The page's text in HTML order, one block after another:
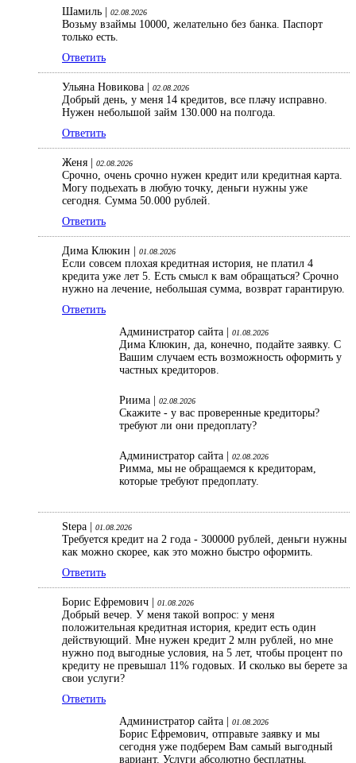
Шамиль | 02.08.2026
Возьму взаймы 10000, желательно без банка. Паспорт
только есть.
Ответить
Ульяна Новикова | 02.08.2026
Добрый день, у меня 14 кредитов, все плачу исправно.
Нужен небольшой займ 130.000 на полгода.
Ответить
Женя | 02.08.2026
Срочно, очень срочно нужен кредит или кредитная карта.
Могу подьехать в любую точку, деньги нужны уже
сегодня. Сумма 50.000 рублей.
Ответить
Дима Клюкин | 01.08.2026
Если совсем плохая кредитная история, не платил 4
кредита уже лет 5. Есть смысл к вам обращаться? Срочно
нужно на лечение, небольшая сумма, возврат гарантирую.
Ответить
Администратор сайта |
01.08.2026
Дима Клюкин, да, конечно, подайте заявку. С
Вашим случаем есть возможность оформить у
частных кредиторов.
Риима | 02.08.2026
Скажите - у вас проверенные кредиторы?
требуют ли они предоплату?
Администратор сайта | 02.08.2026
Римма, мы не обращаемся к кредиторам,
которые требуют предоплату.
Stepa | 01.08.2026
Требуется кредит на 2 года - 300000 рублей, деньги нужны
как можно скорее, как это можно быстро оформить.
Ответить
Борис Ефремович | 01.08.2026
Добрый вечер. У меня такой вопрос: у меня
положительная кредитная история, кредит есть один
действующий. Мне нужен кредит 2 млн рублей, но мне
нужно под выгодные условия, на 5 лет, чтобы процент по
кредиту не превышал 11% годовых. И сколько вы берете за
свои услуги?
Ответить
Администратор сайта |
01.08.2026
Борис Ефремович, отправьте заявку и мы
сегодня уже подберем Вам самый выгодный
вариант. Услуги абсолютно бесплатны.